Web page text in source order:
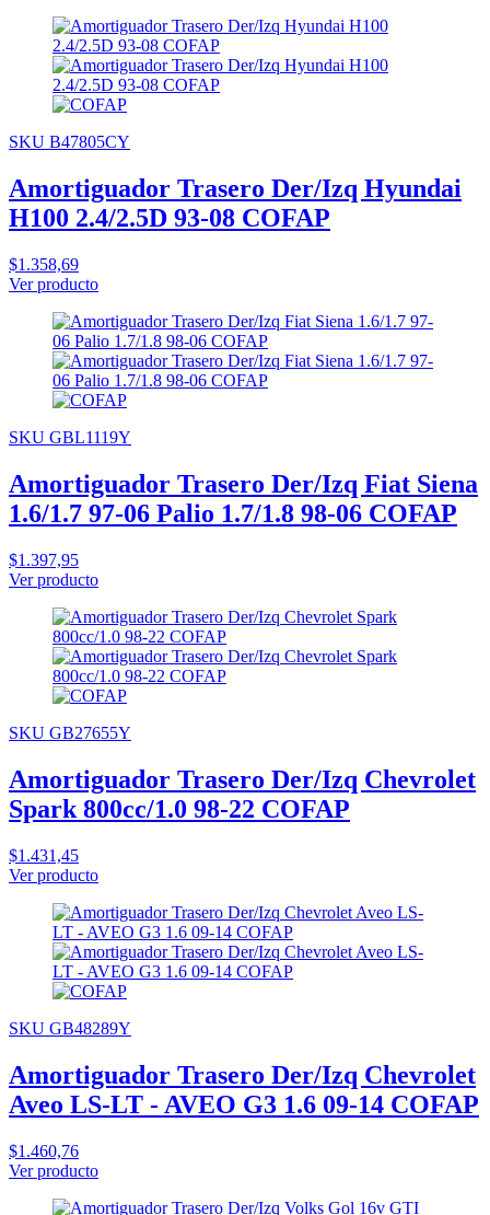
SKU B47805CY
Amortiguador Trasero Der/Izq Hyundai
H100 2.4/2.5D 93-08 COFAP
$1.358,69
Ver producto
SKU GBL1119Y
Amortiguador Trasero Der/Izq Fiat Siena
1.6/1.7 97-06 Palio 1.7/1.8 98-06 COFAP
$1.397,95
Ver producto
SKU GB27655Y
Amortiguador Trasero Der/Izq Chevrolet
Spark 800cc/1.0 98-22 COFAP
$1.431,45
Ver producto
SKU GB48289Y
Amortiguador Trasero Der/Izq Chevrolet
Aveo LS-LT - AVEO G3 1.6 09-14 COFAP
$1.460,76
Ver producto